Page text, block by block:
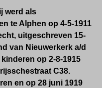
werd als
te Alphen op 4-5-1911
uitgeschreven 15-
van Nieuwerkerk a/d
op 2-8-1915
C38.
en op 28 juni 1919